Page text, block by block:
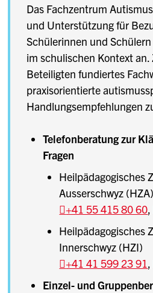
Das Fachzentrum
und Unterstützung für
Schülerinnen und
im schulischen Kontext an.
Beteiligten fundiertes
praxisorientierte
Handlungsempfehlungen
Telefonberatung zur
Fragen
Heilpädagogisches
Ausserschwyz (HZA)
+41 55 415 80 60,
Heilpädagogisches
Innerschwyz (HZI)
+41 41 599 23 91,
Einzel- und